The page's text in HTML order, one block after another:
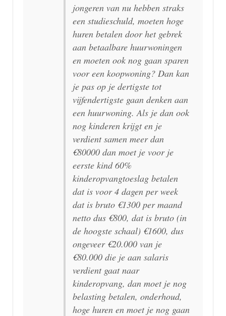
jongeren van nu hebben straks
een studieschuld, moeten hoge
huren betalen door het gebrek
aan betaalbare huurwoningen
en moeten ook nog gaan sparen
voor een koopwoning? Dan kan
je pas op je dertigste tot
vijfendertigste gaan denken aan
een huurwoning. Als je dan ook
nog kinderen krijgt en je
verdient samen meer dan
€80000 dan moet je voor je
eerste kind 60%
kinderopvangtoeslag betalen
dat is voor 4 dagen per week
dat is bruto €1300 per maand
netto dus €800, dat is bruto (in
de hoogste schaal) €1600, dus
ongeveer €20.000 van je
€80.000 die je aan salaris
verdient gaat naar
kinderopvang, dan moet je nog
belasting betalen, onderhoud,
hoge huren en moet je nog gaan